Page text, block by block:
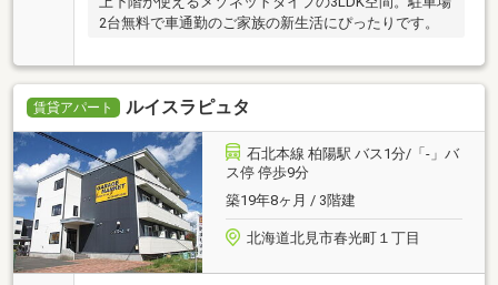
2台無料で車通勤のご家族の新生活にぴったりです。
賃貸アパート ルイスラピュタ
石北本線 柏陽駅 バス1分/「-」バ
ス停 停歩9分
築19年8ヶ月 / 3階建
北海道北見市春光町１丁目